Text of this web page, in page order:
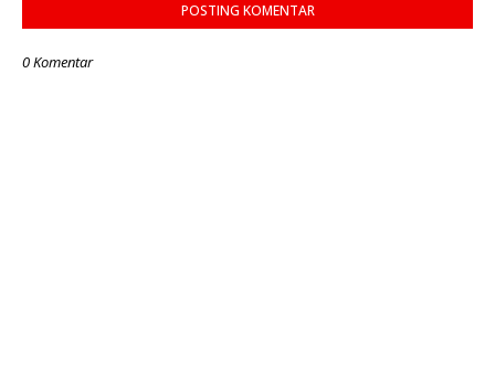
POSTING KOMENTAR
0 Komentar